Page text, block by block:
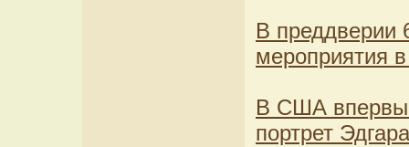
В преддверии
мероприятия
В США
портрет